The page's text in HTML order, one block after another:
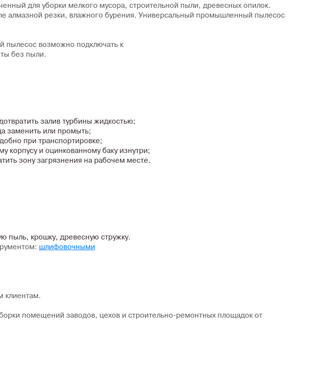
для уборки мелкого мусора, строительной пыли, древесных опилок.
алмазной резки, влажного бурения. Универсальный промышленный пылесос
пылесос возможно подключать к
без пыли.
залив турбины жидкостью;
заменить или промыть;
при транспортировке;
и оцинкованному баку изнутри;
зону загрязнения на рабочем месте.
пыль, крошку, древесную стружку.
шлифовочными
клиентам.
помещений заводов, цехов и строительно-ремонтных площадок от